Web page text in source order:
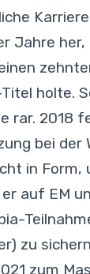
Jahre her,
holte.
rar. 2018
bei der
in Form,
auf EM
zu
zum